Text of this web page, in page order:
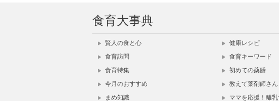
食育大事典
賢人の食と心
食育訪問
食育特集
今月のおすすめ
まめ知識
健康レシピ
食育キーワード
初めての薬膳
教えて薬剤師さん
ママを応援！離